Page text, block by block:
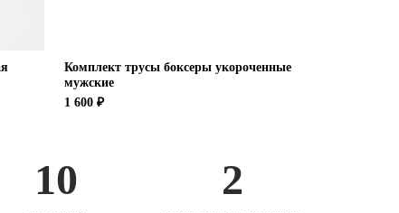
Комплект трусы боксеры укороченные
мужские
1 600 ₽
10 2